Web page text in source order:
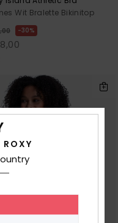
Wit Bralette Bikinitop
30%